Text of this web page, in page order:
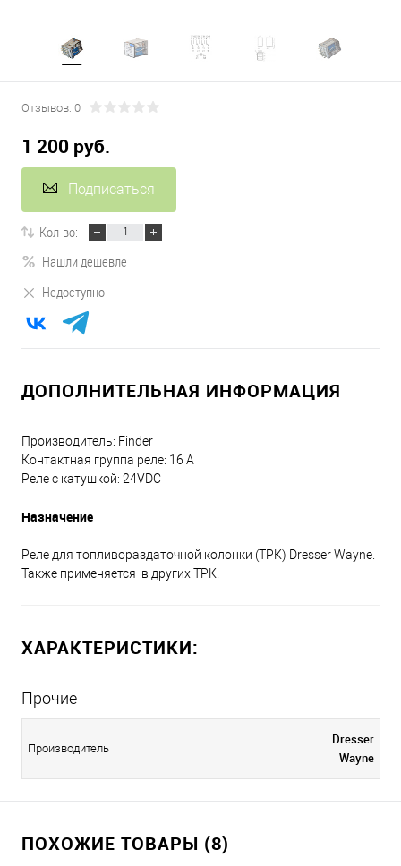
Отзывов: 0
1 200 руб.
Подписаться
Кол-во:
Нашли дешевле
Недоступно
ДОПОЛНИТЕЛЬНАЯ ИНФОРМАЦИЯ
Производитель: Finder
Контактная группа реле: 16 А
Реле с катушкой: 24VDC
Назначение
Реле для топливораздаточной колонки (ТРК) Dresser Wayne.
Также применяется в других ТРК.
ХАРАКТЕРИСТИКИ:
Прочие
Производитель
Dresser
Wayne
ПОХОЖИЕ ТОВАРЫ (8)